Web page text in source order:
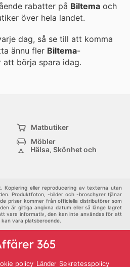
rabatter på Biltema och
över hela landet.
dag, så se till att komma
ännu fler Biltema-
att börja spara idag.
Matbutiker
Möbler
Hälsa, Skönhet och
Kopiering eller reproducering av texterna utan
Produktfoton, -bilder och -broschyrer tjänar
priser kommer från officiella distributörer som
är giltiga angivna datum eller så länge lagret
vara informativ, den kan inte användas för att
vara platsberoende.
policy Länder Sekretesspolicy